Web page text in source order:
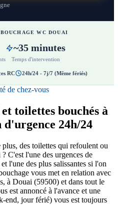
WC DOUAI
~35 minutes
Temps d'intervention
RC 24h/24 - 7j/7 (Même fériés)
de chez-vous
toilettes bouchés à
24h/24
plus, des toilettes qui refoulent ou
C'est l'une des urgences de
l'une des plus salissantes si l'on
vous met en relation avec
à Douai (59500) et dans tout le
est annoncé à l'avance et une
end, jour férié) vous est toujours